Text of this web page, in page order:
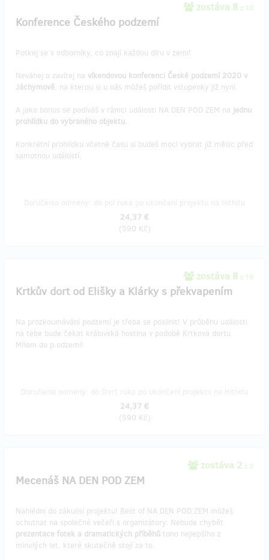
zostáva 8 z 10
Konference Českého podzemí
Potkej se s odborníky, co znají každou díru v zemi!
Neváhej a zavítej na víkendovou konferenci České podzemí 2020 v
Jáchymově, na kterou si u nás můžeš pořídit vstupenky již nyní.
A jako bonus se podíváš v rámci události NA DEN POD ZEM na jednu
prohlídku do vybraného objektu.
Konkrétní prohlídku včetně času si budeš moci vybrat již měsíc před
samotnou událostí.
24,37 €
(590 Kč)
zostáva 8 z 10
Krtkův dort od Elišky a Klárky s překvapením
Na prozkoumávání podzemí je třeba se posilnit! V průběhu události
na tebe bude čekat královská hostina v podobě Krtkova dortu.
Mňam do p.odzemí!
24,37 €
(590 Kč)
zostáva 2 z 2
Mecenáš NA DEN POD ZEM
Nahlédni do zákulisí projektu! Best of NA DEN POD ZEM můžeš
ochutnat na společné večeři s organizátory. Nebude chybět
prezentace fotek a dramatických příběhů toho nejlepšího z
minulých let, které skutečně stojí za to.